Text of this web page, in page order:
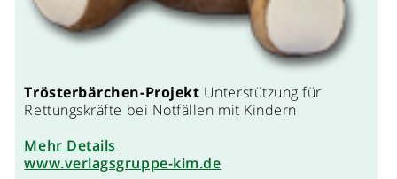
Trösterbärchen-Projekt Unterstützung für
Rettungskräfte bei Notfällen mit Kindern
Mehr Details
www.verlagsgruppe-kim.de